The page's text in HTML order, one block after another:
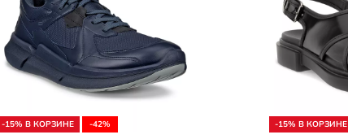
-15% В КОРЗИНЕ -42% -15% В КОРЗИНЕ